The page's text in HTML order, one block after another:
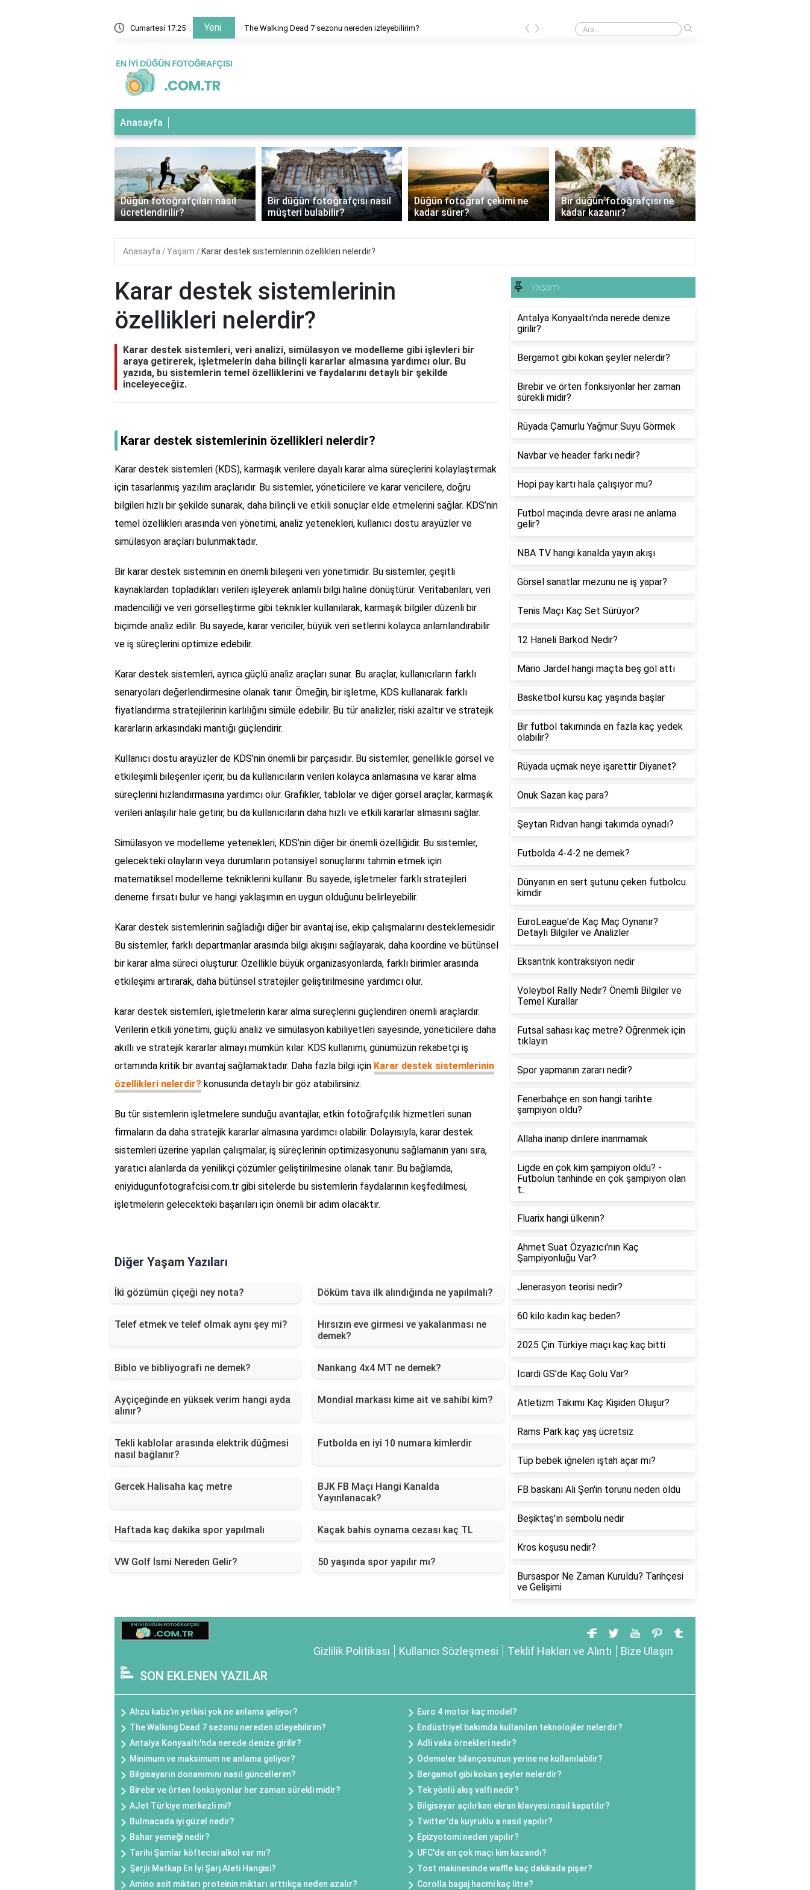
Cumartesi 17:25 Yeni The Walkıng Dead 7 sezonu nereden izleyebilirim? The Walkıng Dead 7 sezonu nereden izleyebilirim?
‹ ›
Anasayfa
Düğün fotoğrafçıları nasıl
ücretlendirilir?
Bir düğün fotoğrafçısı nasıl
müşteri bulabilir?
Düğün fotoğraf çekimi ne
kadar sürer?
Bir düğün fotoğrafçısı ne
kadar kazanır?
‹ ›
Anasayfa Yaşam Karar destek sistemlerinin özellikleri nelerdir?
Karar destek sistemlerinin
özellikleri nelerdir?
Karar destek sistemleri, veri analizi, simülasyon ve modelleme gibi işlevleri bir
araya getirerek, işletmelerin daha bilinçli kararlar almasına yardımcı olur. Bu
yazıda, bu sistemlerin temel özelliklerini ve faydalarını detaylı bir şekilde
inceleyeceğiz.
Karar destek sistemlerinin özellikleri nelerdir?
Karar destek sistemleri (KDS), karmaşık verilere dayalı karar alma süreçlerini kolaylaştırmak
için tasarlanmış yazılım araçlarıdır. Bu sistemler, yöneticilere ve karar vericilere, doğru
bilgileri hızlı bir şekilde sunarak, daha bilinçli ve etkili sonuçlar elde etmelerini sağlar. KDS’nin
temel özellikleri arasında veri yönetimi, analiz yetenekleri, kullanıcı dostu arayüzler ve
simülasyon araçları bulunmaktadır.
Bir karar destek sisteminin en önemli bileşeni veri yönetimidir. Bu sistemler, çeşitli
kaynaklardan topladıkları verileri işleyerek anlamlı bilgi haline dönüştürür. Veritabanları, veri
madenciliği ve veri görselleştirme gibi teknikler kullanılarak, karmaşık bilgiler düzenli bir
biçimde analiz edilir. Bu sayede, karar vericiler, büyük veri setlerini kolayca anlamlandırabilir
ve iş süreçlerini optimize edebilir.
Karar destek sistemleri, ayrıca güçlü analiz araçları sunar. Bu araçlar, kullanıcıların farklı
senaryoları değerlendirmesine olanak tanır. Örneğin, bir işletme, KDS kullanarak farklı
fiyatlandırma stratejilerinin karlılığını simüle edebilir. Bu tür analizler, riski azaltır ve stratejik
kararların arkasındaki mantığı güçlendirir.
Kullanıcı dostu arayüzler de KDS’nin önemli bir parçasıdır. Bu sistemler, genellikle görsel ve
etkileşimli bileşenler içerir, bu da kullanıcıların verileri kolayca anlamasına ve karar alma
süreçlerini hızlandırmasına yardımcı olur. Grafikler, tablolar ve diğer görsel araçlar, karmaşık
verileri anlaşılır hale getirir, bu da kullanıcıların daha hızlı ve etkili kararlar almasını sağlar.
Simülasyon ve modelleme yetenekleri, KDS’nin diğer bir önemli özelliğidir. Bu sistemler,
gelecekteki olayların veya durumların potansiyel sonuçlarını tahmin etmek için
matematiksel modelleme tekniklerini kullanır. Bu sayede, işletmeler farklı stratejileri
deneme fırsatı bulur ve hangi yaklaşımın en uygun olduğunu belirleyebilir.
Karar destek sistemlerinin sağladığı diğer bir avantaj ise, ekip çalışmalarını desteklemesidir.
Bu sistemler, farklı departmanlar arasında bilgi akışını sağlayarak, daha koordine ve bütünsel
bir karar alma süreci oluşturur. Özellikle büyük organizasyonlarda, farklı birimler arasında
etkileşimi artırarak, daha bütünsel stratejiler geliştirilmesine yardımcı olur.
karar destek sistemleri, işletmelerin karar alma süreçlerini güçlendiren önemli araçlardır.
Verilerin etkili yönetimi, güçlü analiz ve simülasyon kabiliyetleri sayesinde, yöneticilere daha
akıllı ve stratejik kararlar almayı mümkün kılar. KDS kullanımı, günümüzün rekabetçi iş
ortamında kritik bir avantaj sağlamaktadır. Daha fazla bilgi için Karar destek sistemlerinin
özellikleri nelerdir? konusunda detaylı bir göz atabilirsiniz.
Bu tür sistemlerin işletmelere sunduğu avantajlar, etkin fotoğrafçılık hizmetleri sunan
firmaların da daha stratejik kararlar almasına yardımcı olabilir. Dolayısıyla, karar destek
sistemleri üzerine yapılan çalışmalar, iş süreçlerinin optimizasyonunu sağlamanın yanı sıra,
yaratıcı alanlarda da yenilikçi çözümler geliştirilmesine olanak tanır. Bu bağlamda,
eniyidugunfotografcisi.com.tr gibi sitelerde bu sistemlerin faydalarının keşfedilmesi,
işletmelerin gelecekteki başarıları için önemli bir adım olacaktır.
Diğer Yaşam Yazıları
İki gözümün çiçeği ney nota? Döküm tava ilk alındığında ne yapılmalı?
Telef etmek ve telef olmak aynı şey mi?
Hırsızın eve girmesi ve yakalanması ne
demek?
Biblo ve bibliyografi ne demek? Nankang 4x4 MT ne demek?
Ayçiçeğinde en yüksek verim hangi ayda
alınır?
Mondial markası kime ait ve sahibi kim?
Tekli kablolar arasında elektrik düğmesi
nasıl bağlanır?
Futbolda en iyi 10 numara kimlerdir
Gercek Halisaha kaç metre
BJK FB Maçı Hangi Kanalda
Yayınlanacak?
Haftada kaç dakika spor yapılmalı Kaçak bahis oynama cezası kaç TL
VW Golf İsmi Nereden Gelir? 50 yaşında spor yapılır mı?
Yaşam
Antalya Konyaaltı'nda nerede denize
girilir?
Bergamot gibi kokan şeyler nelerdir?
Birebir ve örten fonksiyonlar her zaman
sürekli midir?
Rüyada Çamurlu Yağmur Suyu Görmek
Navbar ve header farkı nedir?
Hopi pay kartı hala çalışıyor mu?
Futbol maçında devre arası ne anlama
gelir?
NBA TV hangi kanalda yayın akışı
Görsel sanatlar mezunu ne iş yapar?
Tenis Maçı Kaç Set Sürüyor?
12 Haneli Barkod Nedir?
Mario Jardel hangi maçta beş gol attı
Basketbol kursu kaç yaşında başlar
Bir futbol takımında en fazla kaç yedek
olabilir?
Rüyada uçmak neye işarettir Diyanet?
Onuk Sazan kaç para?
Şeytan Rıdvan hangi takımda oynadı?
Futbolda 4-4-2 ne demek?
Dünyanın en sert şutunu çeken futbolcu
kimdir
EuroLeague'de Kaç Maç Oynanır?
Detaylı Bilgiler ve Analizler
Eksantrik kontraksiyon nedir
Voleybol Rally Nedir? Önemli Bilgiler ve
Temel Kurallar
Futsal sahası kaç metre? Öğrenmek için
tıklayın
Spor yapmanın zararı nedir?
Fenerbahçe en son hangi tarihte
şampiyon oldu?
Allaha inanip dinlere inanmamak
Ligde en çok kim şampiyon oldu? -
Futbolun tarihinde en çok şampiyon olan
t..
Fluarix hangi ülkenin?
Ahmet Suat Özyazıcı'nın Kaç
Şampiyonluğu Var?
Jenerasyon teorisi nedir?
60 kilo kadın kaç beden?
2025 Çin Türkiye maçı kaç kaç bitti
Icardi GS'de Kaç Golu Var?
Atletizm Takımı Kaç Kişiden Oluşur?
Rams Park kaç yaş ücretsiz
Tüp bebek iğneleri iştah açar mı?
FB baskanı Ali Şen'in torunu neden öldü
Beşiktaş'ın sembolü nedir
Kros koşusu nedir?
Bursaspor Ne Zaman Kuruldu? Tarihçesi
ve Gelişimi
Gizlilik Politikası Kullanıcı Sözleşmesi Teklif Hakları ve Alıntı Bize Ulaşın
SON EKLENEN YAZILAR
Ahzu kabz'ın yetkisi yok ne anlama geliyor?
Euro 4 motor kaç model?
The Walkıng Dead 7 sezonu nereden izleyebilirim?
Endüstriyel bakımda kullanılan teknolojiler nelerdir?
Antalya Konyaaltı'nda nerede denize girilir?
Adli vaka örnekleri nedir?
Minimum ve maksimum ne anlama geliyor?
Ödemeler bilançosunun yerine ne kullanılabilir?
Bilgisayarın donanımını nasıl güncellerim?
Bergamot gibi kokan şeyler nelerdir?
Birebir ve örten fonksiyonlar her zaman sürekli midir?
Tek yönlü akış valfi nedir?
AJet Türkiye merkezli mi?
Bilgisayar açılırken ekran klavyesi nasıl kapatılır?
Bulmacada iyi güzel nedir?
Twitter'da kuyruklu a nasıl yapılır?
Bahar yemeği nedir?
Epizyotomi neden yapılır?
Tarihi Şamlar köftecisi alkol var mı?
UFC'de en çok maçı kim kazandı?
Şarjlı Matkap En İyi Şarj Aleti Hangisi?
Tost makinesinde waffle kaç dakikada pişer?
Amino asit miktarı proteinin miktarı arttıkça neden azalır?
Corolla bagaj hacmi kaç litre?